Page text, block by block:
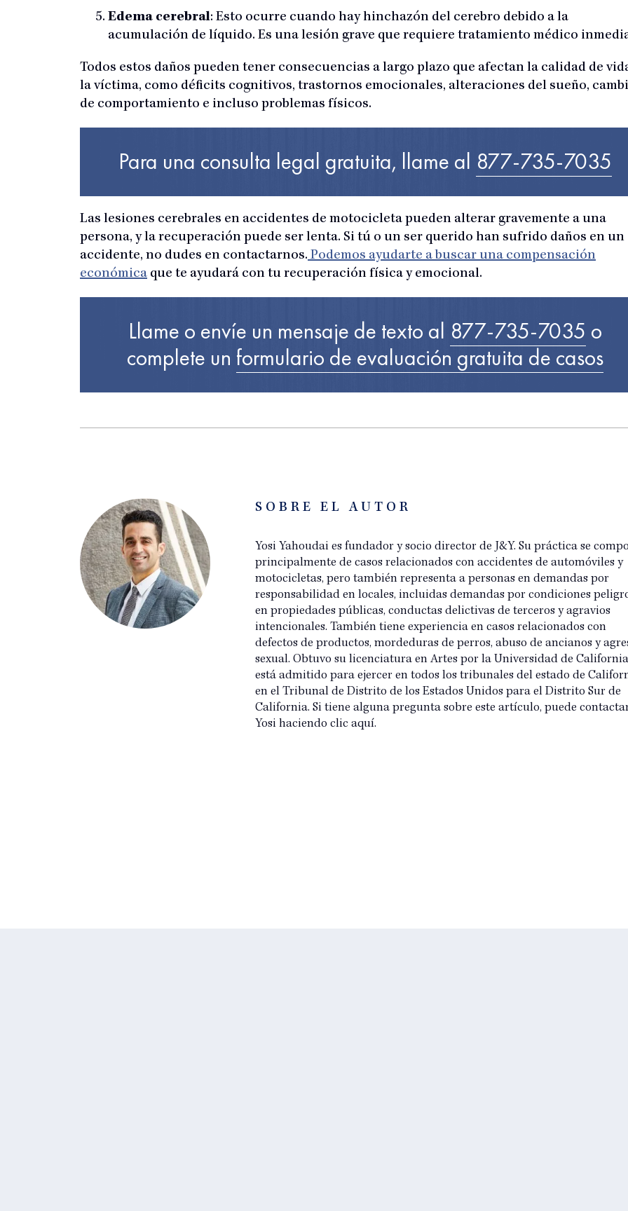
Edema cerebral: Esto ocurre cuando hay hinchazón del cerebro debido a la
acumulación de líquido. Es una lesión grave que requiere tratamiento médico
Todos estos daños pueden tener consecuencias a largo plazo que afectan la calidad de
la víctima, como déficits cognitivos, trastornos emocionales, alteraciones del sueño,
de comportamiento e incluso problemas físicos.
Para una consulta legal gratuita, llame al 877-735-7035
Las lesiones cerebrales en accidentes de motocicleta pueden alterar gravemente a una
persona, y la recuperación puede ser lenta. Si tú o un ser querido han sufrido daños en un
accidente, no dudes en contactarnos.Podemos ayudarte a buscar una compensación
económica que te ayudará con tu recuperación física y emocional.
Llame o envíe un mensaje de texto al 877-735-7035 o
complete un formulario de evaluación gratuita de casos
SOBRE EL AUTOR
Yosi Yahoudai es fundador y socio director de J&Y. Su práctica se
principalmente de casos relacionados con accidentes de automóviles y
motocicletas, pero también representa a personas en demandas por
responsabilidad en locales, incluidas demandas por condiciones
en propiedades públicas, conductas delictivas de terceros y agravios
intencionales. También tiene experiencia en casos relacionados con
defectos de productos, mordeduras de perros, abuso de ancianos y
sexual. Obtuvo su licenciatura en Artes por la Universidad de
está admitido para ejercer en todos los tribunales del estado de
en el Tribunal de Distrito de los Estados Unidos para el Distrito Sur de
California. Si tiene alguna pregunta sobre este artículo, puede
Yosi haciendo clic aquí.